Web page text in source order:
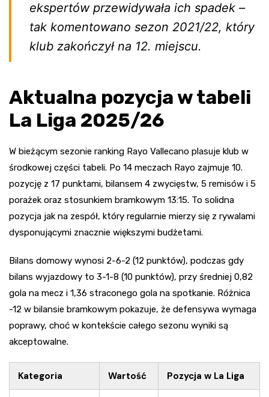
ekspertów przewidywała ich spadek –
tak komentowano sezon 2021/22, który
klub zakończył na 12. miejscu.
Aktualna pozycja w tabeli
La Liga 2025/26
W bieżącym sezonie ranking Rayo Vallecano plasuje klub w
środkowej części tabeli. Po 14 meczach Rayo zajmuje 10.
pozycję z 17 punktami, bilansem 4 zwycięstw, 5 remisów i 5
porażek oraz stosunkiem bramkowym 13:15. To solidna
pozycja jak na zespół, który regularnie mierzy się z rywalami
dysponującymi znacznie większymi budżetami.
Bilans domowy wynosi 2-6-2 (12 punktów), podczas gdy
bilans wyjazdowy to 3-1-8 (10 punktów), przy średniej 0,82
gola na mecz i 1,36 straconego gola na spotkanie. Różnica
-12 w bilansie bramkowym pokazuje, że defensywa wymaga
poprawy, choć w kontekście całego sezonu wyniki są
akceptowalne.
Kategoria Wartość Pozycja w La Liga